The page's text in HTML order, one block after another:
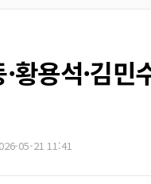
황용석·김
05-21 11:41